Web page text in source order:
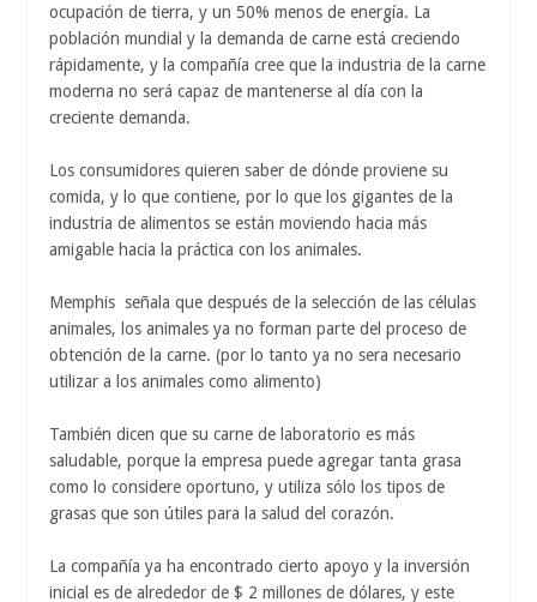
ocupación de tierra, y un 50% menos de energía. La
población mundial y la demanda de carne está creciendo
rápidamente, y la compañía cree que la industria de la carne
moderna no será capaz de mantenerse al día con la
creciente demanda.
Los consumidores quieren saber de dónde proviene su
comida, y lo que contiene, por lo que los gigantes de la
industria de alimentos se están moviendo hacia más
amigable hacia la práctica con los animales.
Memphis señala que después de la selección de las células
animales, los animales ya no forman parte del proceso de
obtención de la carne. (por lo tanto ya no sera necesario
utilizar a los animales como alimento)
También dicen que su carne de laboratorio es más
saludable, porque la empresa puede agregar tanta grasa
como lo considere oportuno, y utiliza sólo los tipos de
grasas que son útiles para la salud del corazón.
La compañía ya ha encontrado cierto apoyo y la inversión
inicial es de alrededor de $ 2 millones de dólares, y este